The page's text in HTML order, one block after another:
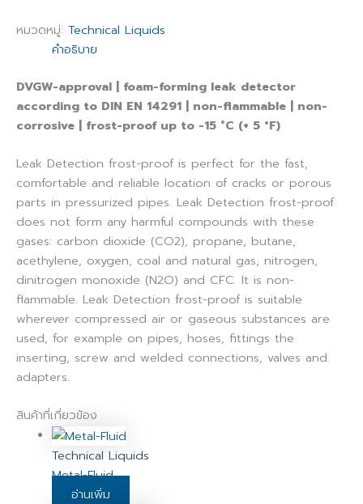
หมวดหมู่: Technical Liquids
คำอธิบาย
DVGW-approval | foam-forming leak detector
according to DIN EN 14291 | non-flammable | non-
corrosive | frost-proof up to -15 ˚C (+ 5 °F)
Leak Detection frost-proof is perfect for the fast,
comfortable and reliable location of cracks or porous
parts in pressurized pipes. Leak Detection frost-proof
does not form any harmful compounds with these
gases: carbon dioxide (CO2), propane, butane,
acethylene, oxygen, coal and natural gas, nitrogen,
dinitrogen monoxide (N2O) and CFC. It is non-
flammable. Leak Detection frost-proof is suitable
wherever compressed air or gaseous substances are
used, for example on pipes, hoses, fittings the
inserting, screw and welded connections, valves and
adapters.
สินค้าที่เกี่ยวข้อง
Technical Liquids
Metal-Fluid
อ่านเพิ่ม